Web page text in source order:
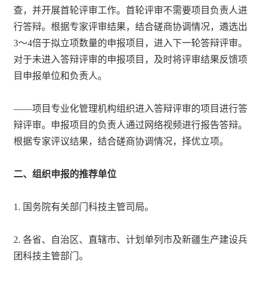
查，并开展首轮评审工作。首轮评审不需要项目负责人进
行答辩。根据专家评审结果，结合磋商协调情况，遴选出
3～4倍于拟立项数量的申报项目，进入下一轮答辩评审。
对于未进入答辩评审的申报项目，及时将评审结果反馈项
目申报单位和负责人。
——项目专业化管理机构组织进入答辩评审的项目进行答
辩评审。申报项目的负责人通过网络视频进行报告答辩。
根据专家评议结果，结合磋商协调情况，择优立项。
二、组织申报的推荐单位
1. 国务院有关部门科技主管司局。
2. 各省、自治区、直辖市、计划单列市及新疆生产建设兵
团科技主管部门。